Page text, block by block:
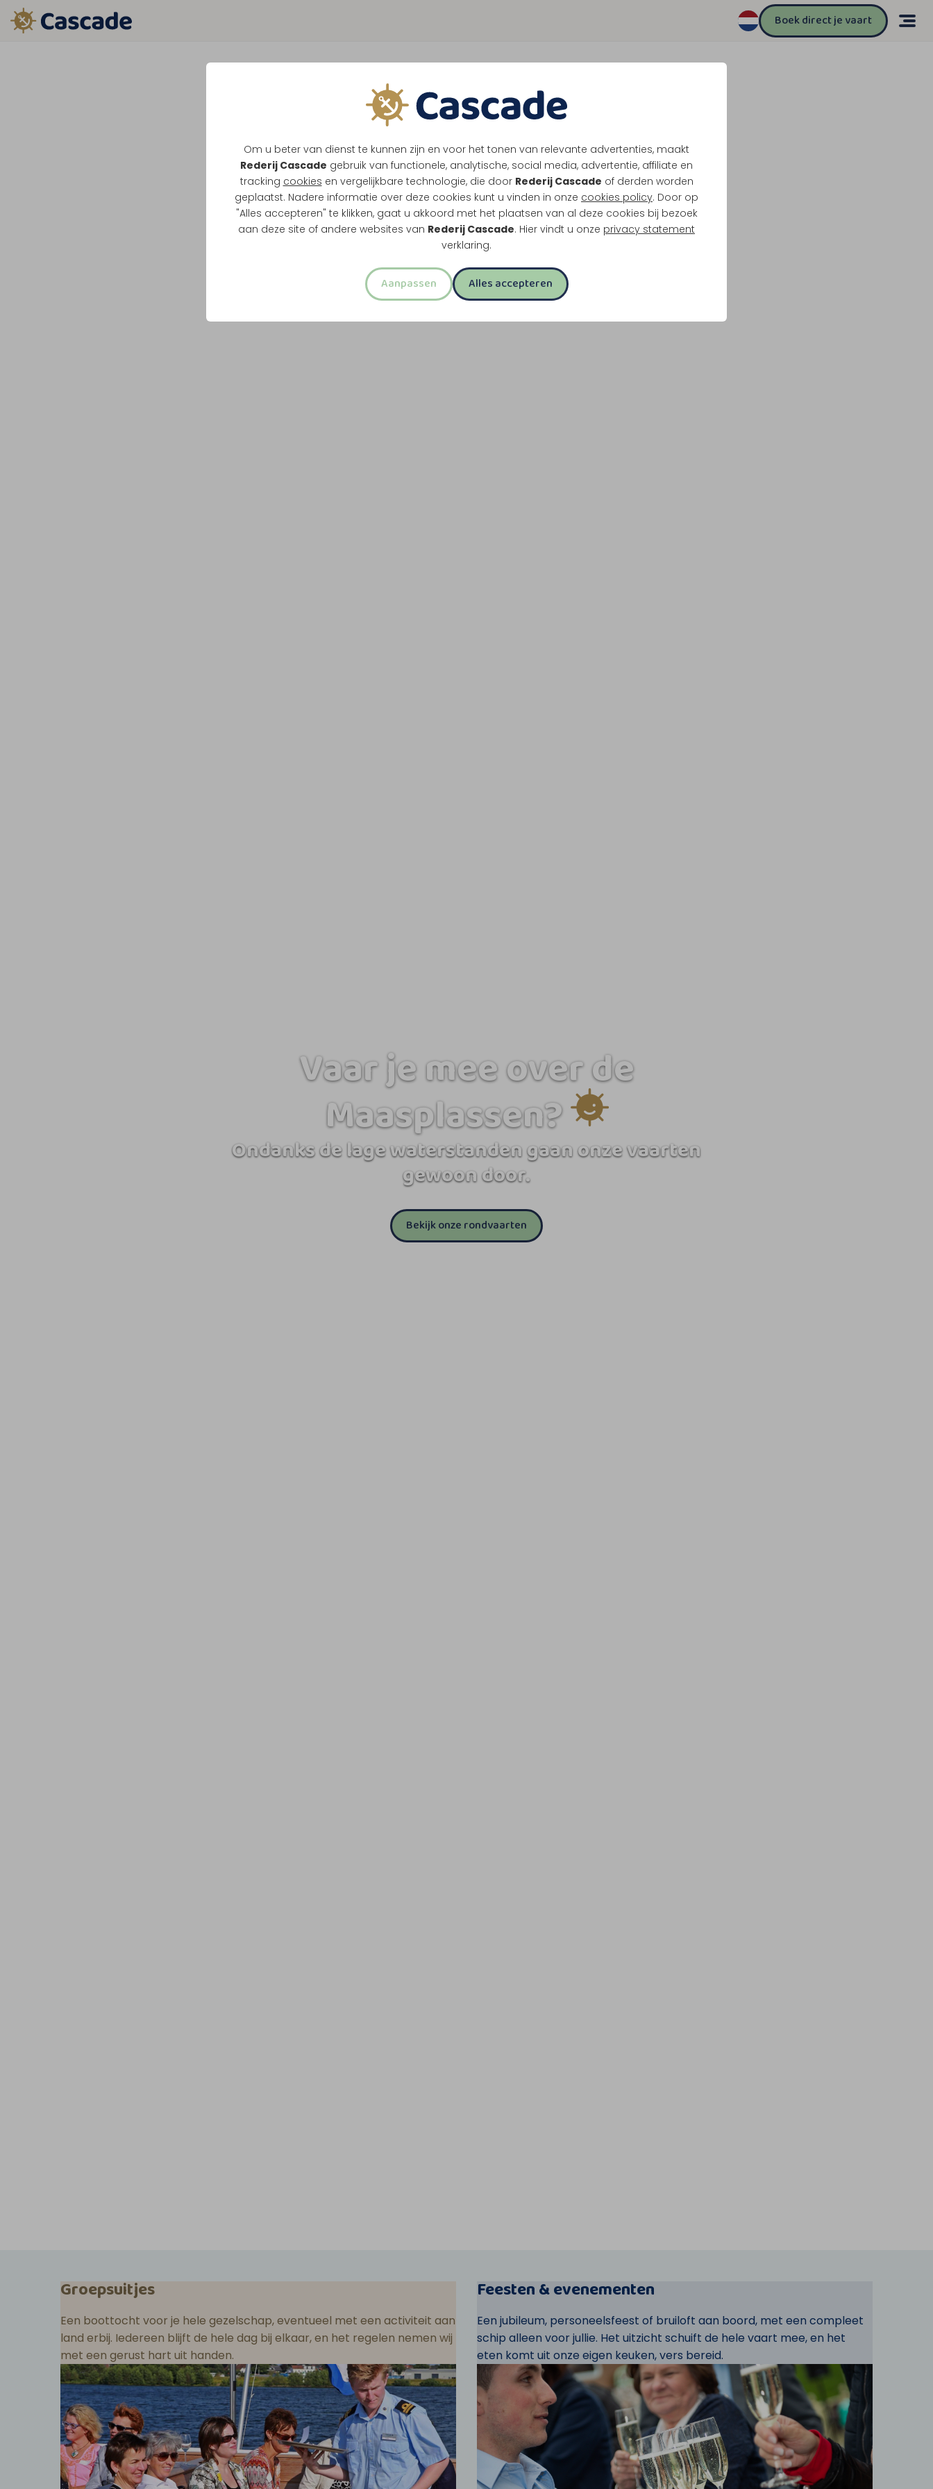
Om u beter van dienst te kunnen zijn en voor het tonen van relevante advertenties, maakt
Rederij Cascade gebruik van functionele, analytische, social media, advertentie, affiliate en
tracking cookies en vergelijkbare technologie, die door Rederij Cascade of derden worden
geplaatst. Nadere informatie over deze cookies kunt u vinden in onze cookies policy. Door op
"Alles accepteren" te klikken, gaat u akkoord met het plaatsen van al deze cookies bij bezoek
aan deze site of andere websites van Rederij Cascade. Hier vindt u onze privacy statement
verklaring.
Aanpassen Alles accepteren
Boek direct je vaart
Vaar je mee over de
Maasplassen?
Ondanks de lage waterstanden gaan onze vaarten
gewoon door.
Bekijk onze rondvaarten
Groepsuitjes
Een boottocht voor je hele gezelschap, eventueel met een activiteit aan
land erbij. Iedereen blijft de hele dag bij elkaar, en het regelen nemen wij
met een gerust hart uit handen.
Feesten & evenementen
Een jubileum, personeelsfeest of bruiloft aan boord, met een compleet
schip alleen voor jullie. Het uitzicht schuift de hele vaart mee, en het
eten komt uit onze eigen keuken, vers bereid.